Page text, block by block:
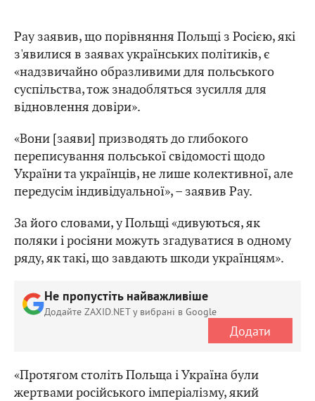
Рау заявив, що порівняння Польщі з Росією, які
з'явилися в заявах українських політиків, є
«надзвичайно образливими для польського
суспільства, тож знадобляться зусилля для
відновлення довіри».
«Вони [заяви] призводять до глибокого
переписування польської свідомості щодо
України та українців, не лише колективної, але
передусім індивідуальної», – заявив Рау.
За його словами, у Польщі «дивуються, як
поляки і росіяни можуть згадуватися в одному
ряду, як такі, що завдають шкоди українцям».
Не пропустіть найважливіше
Додайте ZAXID.NET у вибрані в Google
Додати
«Протягом століть Польща і Україна були
жертвами російського імперіалізму, який